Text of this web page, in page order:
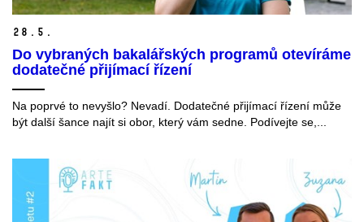
28. 5.
Do vybraných bakalářských programů otevíráme
dodatečné přijímací řízení
Na poprvé to nevyšlo? Nevadí. Dodatečné přijímací řízení může
být další šance najít si obor, který vám sedne. Podívejte se,...